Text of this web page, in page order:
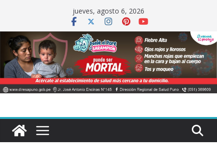
contenido
jueves, agosto 6, 2026